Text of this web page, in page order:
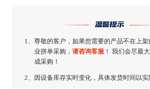
温馨提示
1、尊敬的客户，如果您需要的产品不在上
业拼单采购，请咨询客服 ！ 我们会尽最
成采购！
2、 因设备库存实时变化，具体发货时间以实